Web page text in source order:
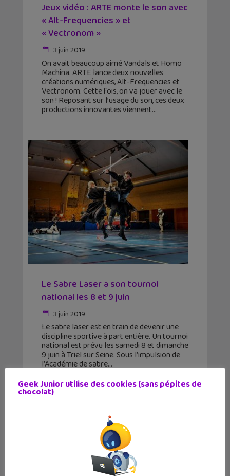
Jeux vidéo : ARTE monte le son avec
« Alt-Frequencies » et
« Vectronom »
3 juin 2019
On avait beaucoup aimé Vandals et Homo
Machina. ARTE lance deux nouvelles
créations numériques, Alt-Frequencies et
Vectronom. Cette fois, on va jouer avec le
son ! Reposant sur l’usage du son, ces deux
productions innovantes viennent
Le Sabre Laser a son tournoi
national les 8 et 9 juin
3 juin 2019
Le sabre laser est en train de devenir une
discipline sportive à part entière. Un tournoi
national est prévu les samedi 8 et dimanche
9 juin à Triel sur Seine. Sous l’impulsion de
l’Académie de sabre
Geek Junior utilise des cookies (sans pépites de
chocolat)